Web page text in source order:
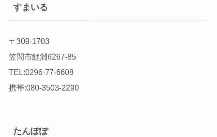
すまいる
〒309-1703
笠間市鯉淵6267-85
TEL:0296-77-6608
携帯:080-3503-2290
たんぽぽ